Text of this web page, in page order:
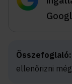
Összefoglaló:
ellenőrizni